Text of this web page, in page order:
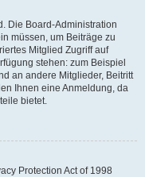
Die Board-Administration
müssen, um Beiträge zu
Mitglied Zugriff auf
stehen: zum Beispiel
an andere Mitglieder, Beitritt
Ihnen eine Anmeldung, da
bietet.
Protection Act of 1998